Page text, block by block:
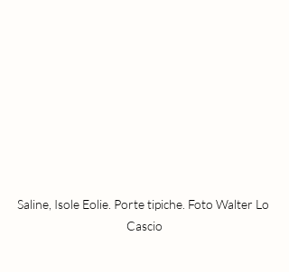
Saline, Isole Eolie. Porte tipiche. Foto Walter Lo
Cascio